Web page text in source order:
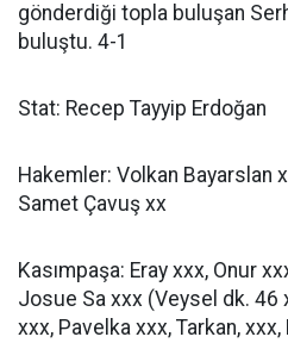
gönderdiği topla buluşan
buluştu. 4-1
Stat: Recep Tayyip Erdoğan
Hakemler: Volkan Bayarslan
Samet Çavuş xx
Kasımpaşa: Eray xxx, Onur
Josue Sa xxx (Veysel dk. 46
xxx, Pavelka xxx, Tarkan,